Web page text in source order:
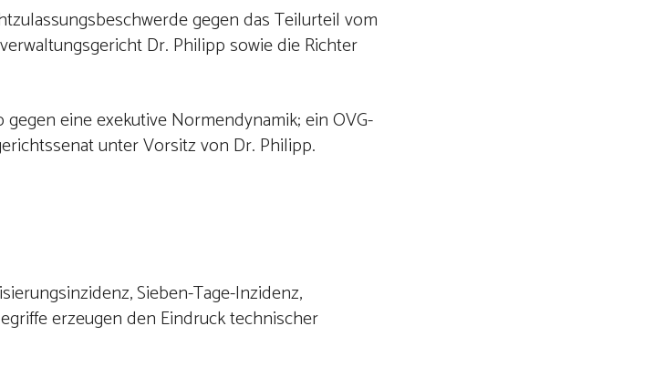
gegen das Teilurteil vom
Dr. Philipp sowie die Richter
eine exekutive Normendynamik; ein OVG-
unter Vorsitz von Dr. Philipp.
Sieben-Tage-Inzidenz,
erzeugen den Eindruck technischer